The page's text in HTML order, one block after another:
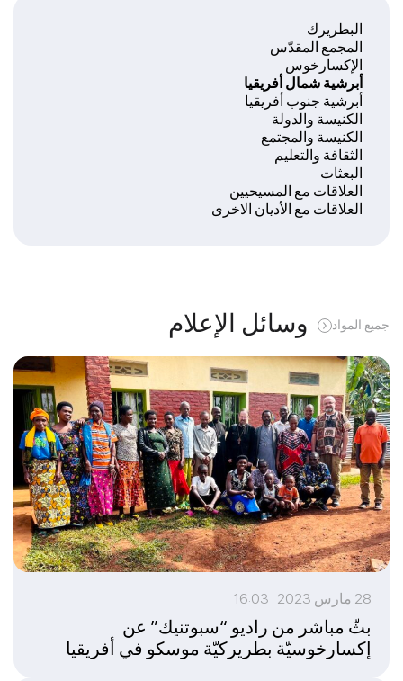
البطريرك
المجمع المقدّس
الإكسارخوس
أبرشية شمال أفريقيا
أبرشية جنوب أفريقيا
الكنيسة والدولة
الكنيسة والمجتمع
الثقافة والتعليم
البعثات
العلاقات مع المسيحيين
العلاقات مع الأديان الاخرى
وسائل الإعلام جميع المواد
28 مارس 2023 16:03
بثّ مباشر من راديو “سبوتنيك” عن
إكسارخوسيّة بطريركيّة موسكو في أفريقيا